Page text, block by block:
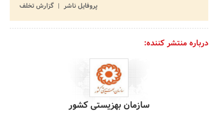
پروفایل ناشر
گزارش تخلف
درباره منتشر کننده:
سازمان بهزیستی کشور